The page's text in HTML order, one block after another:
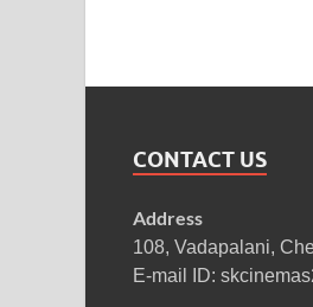
CONTACT US
Address
108, Vadapalani,
E-mail ID: